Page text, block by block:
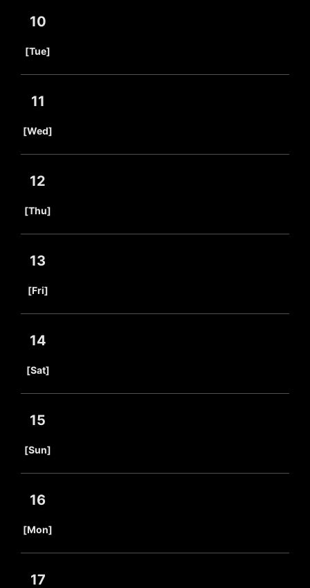
10
[Tue]
11
[Wed]
12
[Thu]
13
[Fri]
14
[Sat]
15
[Sun]
16
[Mon]
17